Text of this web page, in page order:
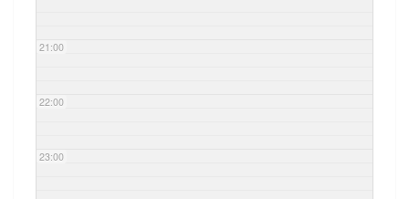
21:00
22:00
23:00